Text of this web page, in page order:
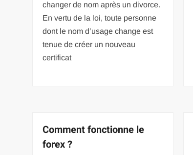
changer de nom après un divorce.
En vertu de la loi, toute personne
dont le nom d’usage change est
tenue de créer un nouveau
certificat
Comment fonctionne le
forex ?